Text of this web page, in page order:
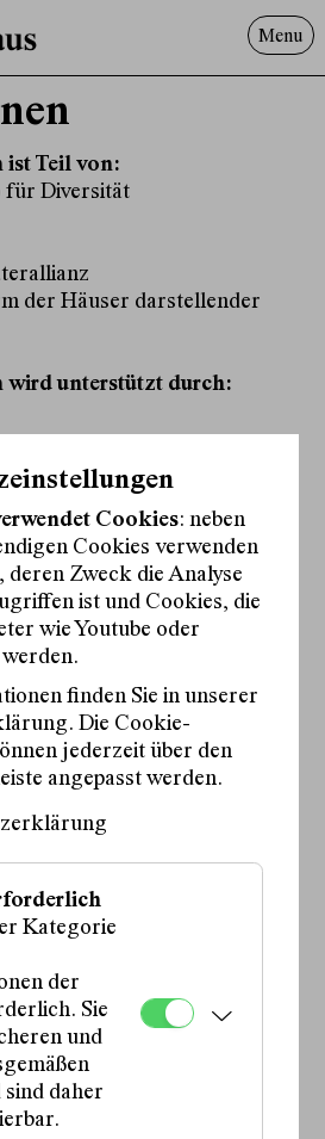
Menu
ist Teil von:
Diversität
der Häuser darstellender
wird unterstützt durch:
koproduziert mit:
Privatuniversität der Stadt
– Slovenské národné
kooperiert mit:
der Universität für
de Dramatúrgia
Cookies: neben
Cookies verwenden
deren Zweck die Analyse
ist und Cookies, die
wie Youtube oder
finden Sie in unserer
Die Cookie-
jederzeit über den
angepasst werden.
Kategorie
der
Sie
und
daher